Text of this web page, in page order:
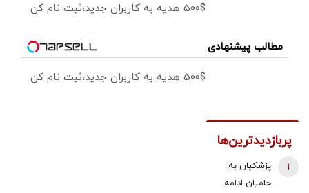
500$ هدیه به کاربران جدید،ثبت نام کن
مطالب پیشنهادی
500$ هدیه به کاربران جدید،ثبت نام کن
پربازدیدترین‌ها
پزشکیان به
حامیان ادامه
1